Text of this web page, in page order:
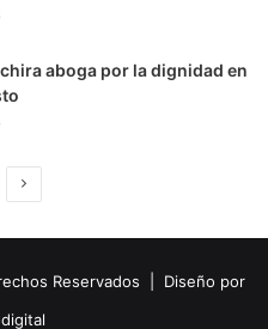
aboga por la dignidad en
u
i
Reservados | Diseño por